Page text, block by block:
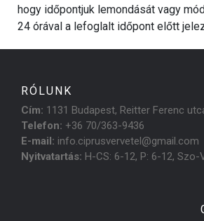
hogy időpontjuk lemondását vagy
24 órával a lefoglalt időpont előtt
RÓLUNK
Cím: 1131 Budapest, Reitter Ferenc
Telefon: +36 70/363-9436
E-mail: info.ciprusvervetel@gmail.com
Nyitvatartás: H-CS: 6-12, P: 6-12, Szo-